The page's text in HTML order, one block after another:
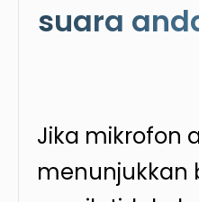
suara
Jika mikrofon
menunjukkan